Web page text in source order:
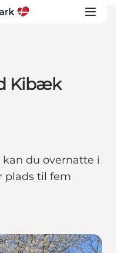
Kibæk
du overnatte i
plads til fem